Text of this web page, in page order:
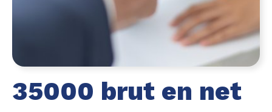
35000 brut en net